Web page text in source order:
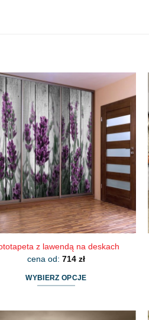
z lawendą na deskach
cena od: 714 zł
WYBIERZ OPCJE